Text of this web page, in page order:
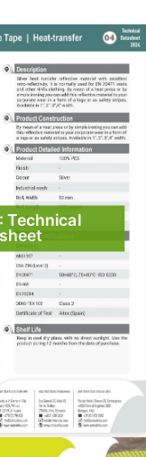
Technical